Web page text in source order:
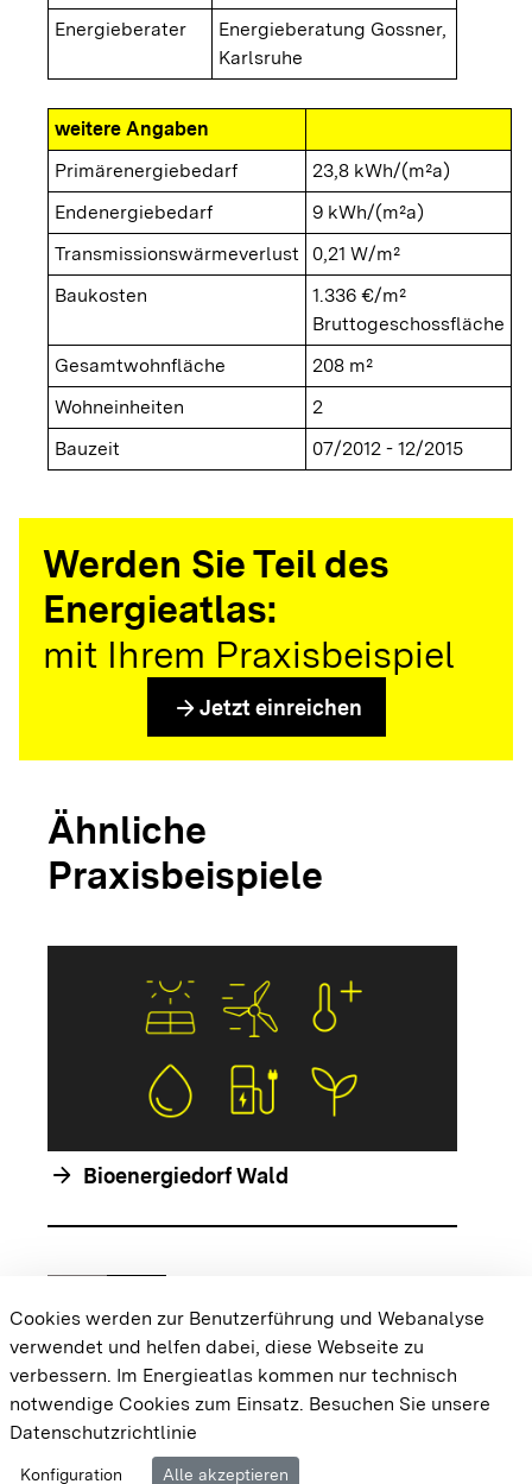
Energieberater
Energieberatung Gossner,
Karlsruhe
weitere Angaben
Primärenergiebedarf
23,8 kWh/(m²a)
Endenergiebedarf
9 kWh/(m²a)
Transmissionswärmeverlust
0,21 W/m²
Baukosten
1.336 €/m²
Bruttogeschossfläche
Gesamtwohnfläche
208 m²
Wohneinheiten
2
Bauzeit
07/2012 - 12/2015
Werden Sie Teil des
Energieatlas:
mit Ihrem Praxisbeispiel
arrow_forward Jetzt einreichen
Ähnliche
Praxisbeispiele
arrow_forward Bioenergiedorf Wald
Zur vorhergehenden Folie springen
chevron_rightZur nächsten Folie springen
{{#displayPraxisbeispielMap}} {{{body}}}
{{/displayPraxisbeispielMap}}
Cookie-EinstellungenBarrierefreiheit
Cookies werden zur Benutzerführung und Webanalyse
verwendet und helfen dabei, diese Webseite zu
verbessern. Im Energieatlas kommen nur technisch
notwendige Cookies zum Einsatz. Besuchen Sie unsere
Datenschutzrichtlinie
Konfiguration Alle akzeptieren